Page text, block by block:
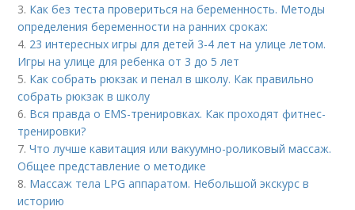
3. Как без теста провериться на беременность. Методы
определения беременности на ранних сроках:
4. 23 интересных игры для детей 3-4 лет на улице летом.
Игры на улице для ребенка от 3 до 5 лет
5. Как собрать рюкзак и пенал в школу. Как правильно
собрать рюкзак в школу
6. Вся правда о EMS-тренировках. Как проходят фитнес-
тренировки?
7.Что лучше кавитация или вакуумно-роликовый массаж.
Общее представление о методике
8. Массаж тела LPG аппаратом. Небольшой экскурс в
историю